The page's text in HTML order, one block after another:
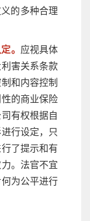
的多种合理
。 应视具体
害关系条款
和内容控制
的商业保险
有权根据自
行设定，只
了提示和有
。法官不宜
为公平进行